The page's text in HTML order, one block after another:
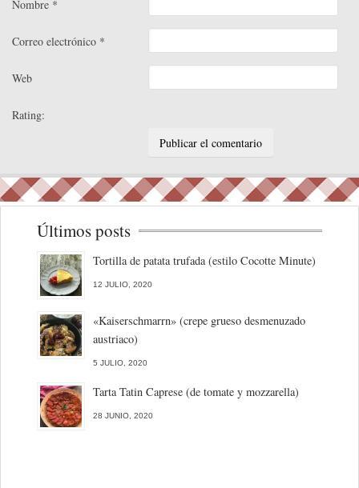
Nombre *
Correo electrónico *
Web
Rating:
Últimos posts
Tortilla de patata trufada (estilo Cocotte Minute)
12 JULIO, 2020
«Kaiserschmarrn» (crepe grueso desmenuzado
austriaco)
5 JULIO, 2020
Tarta Tatin Caprese (de tomate y mozzarella)
28 JUNIO, 2020